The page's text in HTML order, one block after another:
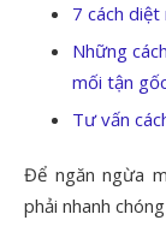
7 cách diệt
Những
mối tận
Tư vấn
Để ngăn ngừa
phải nhanh